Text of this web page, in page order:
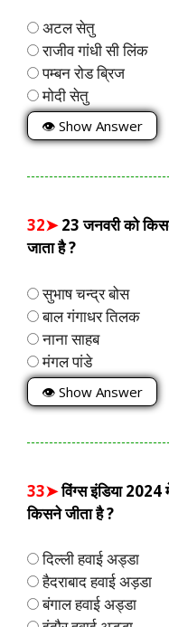
अटल सेतु
राजीव गांधी सी लिंक
पम्बन रोड ब्रिज
मोदी सेतु
👁 Show Answer
32➤23 जनवरी को
जाता है ?
सुभाष चन्द्र बोस
बाल गंगाधर तिलक
नाना साहब
मंगल पांडे
👁 Show Answer
33➤विंग्स इंडिया 2024
किसने जीता है ?
दिल्ली हवाई अड्डा
हैदराबाद हवाई अड़डा
बंगाल हवाई अड्डा